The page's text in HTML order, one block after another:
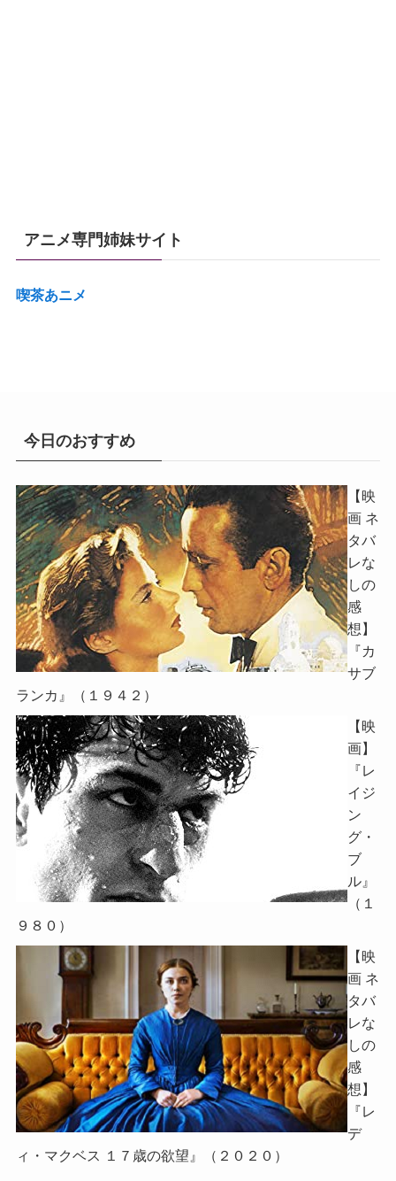
アニメ専門姉妹サイト
喫茶あニメ
今日のおすすめ
【映
画 ネ
タバ
レな
しの
感
想】
『カ
サブ
ランカ』（１９４２）
【映
画】
『レ
イジ
ン
グ・
ブ
ル』
（１
９８０）
【映
画 ネ
タバ
レな
しの
感
想】
『レ
デ
ィ・マクベス １７歳の欲望』（２０２０）